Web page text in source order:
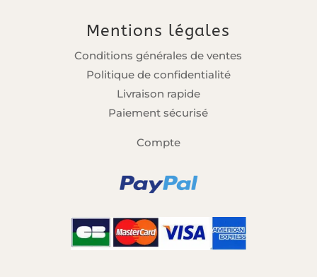
Mentions légales
Conditions générales de ventes
Politique de confidentialité
Livraison rapide
Paiement sécurisé
Compte